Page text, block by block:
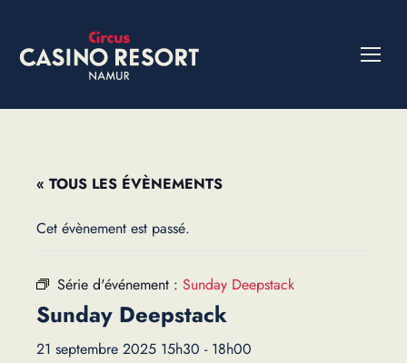
« TOUS LES ÉVÈNEMENTS
Cet évènement est passé.
Série d'événement : Sunday Deepstack
Sunday Deepstack
21 septembre 2025 15h30 - 18h00